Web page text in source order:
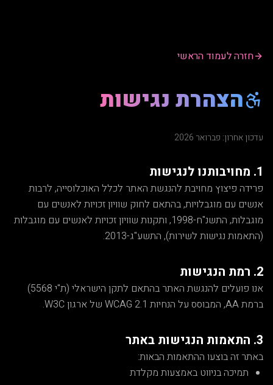
חזרה לעמוד הראשי
הצהרת נגישות
עדכון אחרון: פברואר 2026
1. מחויבותנו לנגישות
פרידה פיצוץ מחויבת להנגשת האתר לכלל האוכלוסייה, לרבות
אנשים עם מוגבלויות, בהתאם לחוק שוויון זכויות לאנשים עם
מוגבלות, התשנ"ח-1998, ותקנות שוויון זכויות לאנשים עם מוגבלות
(התאמות נגישות לשירות), התשע"ג-2013.
2. רמת הנגישות
אנו פועלים להנגשת האתר בהתאם לתקן הישראלי (ת"י 5568)
ברמת AA, המבוסס על הנחיות WCAG 2.1 של ארגון W3C.
3. התאמות הנגישות באתר
באתר זה בוצעו ההתאמות הבאות:
תמיכה בניווט באמצעות מקלדת